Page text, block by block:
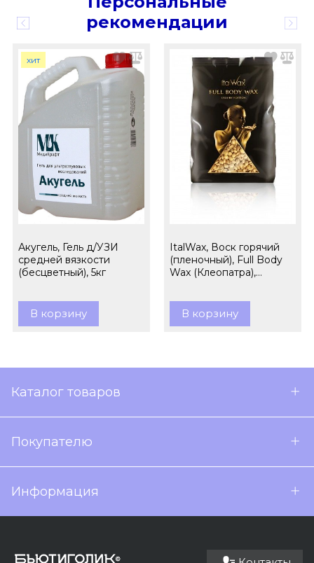
рекомендации
хит
Акугель, Гель д/УЗИ
средней вязкости
(бесцветный), 5кг
В корзину
ItalWax, Воск горячий
(пленочный), Full Body
Wax (Клеопатра),
В корзину
Каталог товаров
Покупателю
Информация